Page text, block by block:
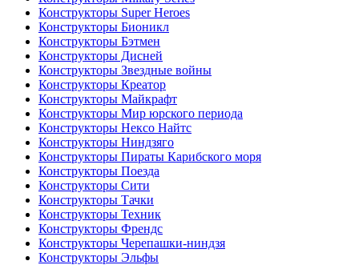
Конструкторы Super Heroes
Конструкторы Бионикл
Конструкторы Бэтмен
Конструкторы Дисней
Конструкторы Звездные войны
Конструкторы Креатор
Конструкторы Майкрафт
Конструкторы Мир юрского периода
Конструкторы Нексо Найтс
Конструкторы Ниндзяго
Конструкторы Пираты Карибского моря
Конструкторы Поезда
Конструкторы Сити
Конструкторы Тачки
Конструкторы Техник
Конструкторы Френдс
Конструкторы Черепашки-ниндзя
Конструкторы Эльфы